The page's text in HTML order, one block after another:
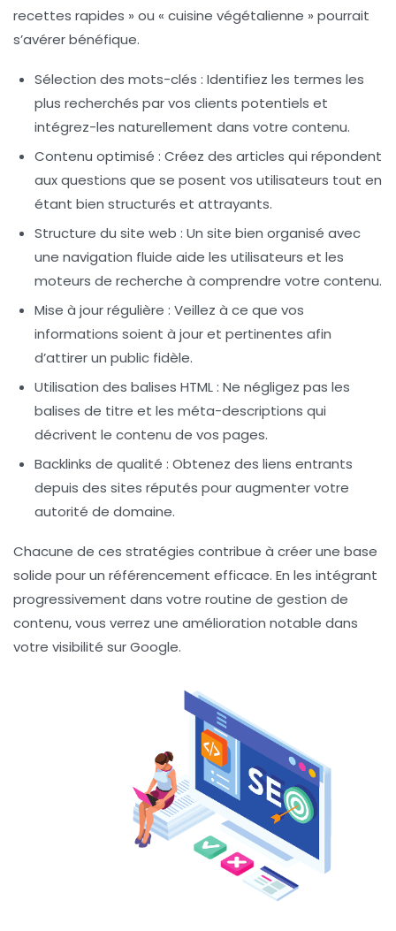
recettes rapides » ou « cuisine végétalienne » pourrait
s’avérer bénéfique.
Sélection des mots-clés : Identifiez les termes les
plus recherchés par vos clients potentiels et
intégrez-les naturellement dans votre contenu.
Contenu optimisé : Créez des articles qui répondent
aux questions que se posent vos utilisateurs tout en
étant bien structurés et attrayants.
Structure du site web : Un site bien organisé avec
une navigation fluide aide les utilisateurs et les
moteurs de recherche à comprendre votre contenu.
Mise à jour régulière : Veillez à ce que vos
informations soient à jour et pertinentes afin
d’attirer un public fidèle.
Utilisation des balises HTML: Ne négligez pas les
balises de titre et les méta-descriptions qui
décrivent le contenu de vos pages.
Backlinks de qualité : Obtenez des liens entrants
depuis des sites réputés pour augmenter votre
autorité de domaine.
Chacune de ces stratégies contribue à créer une base
solide pour un référencement efficace. En les intégrant
progressivement dans votre routine de gestion de
contenu, vous verrez une amélioration notable dans
votre visibilité surGoogle.